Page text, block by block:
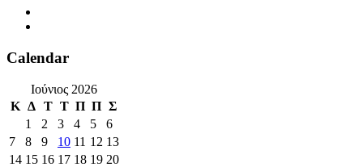
Calendar
Ιούνιος 2026
Κ Δ Τ Τ Π Π Σ
1
2 3 4 5
6
7
8 9 10 11 12 13
14 15 16 17 18 19 20